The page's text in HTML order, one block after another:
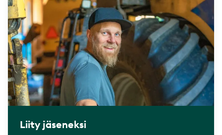
Liity jäseneksi